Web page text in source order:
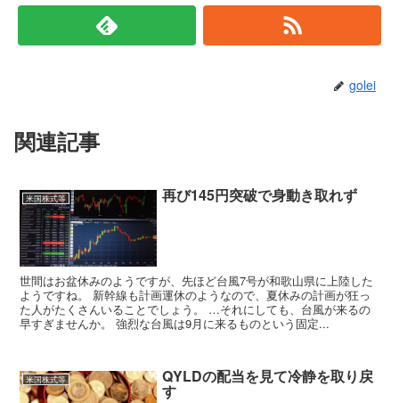
golei
関連記事
米国株式等 再び145円突破で身動き取れず
世間はお盆休みのようですが、先ほど台風7号が和歌山県に上陸した
ようですね。 新幹線も計画運休のようなので、夏休みの計画が狂っ
た人がたくさんいることでしょう。 …それにしても、台風が来るの
早すぎませんか。 強烈な台風は9月に来るものという固定...
米国株式等 QYLDの配当を見て冷静を取り戻
す